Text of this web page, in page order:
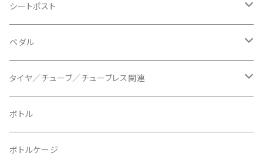
BLB/ビーエルビー
BLUEGRASS/ブルーグラス
BONTRAGER/ボントレガー
BURGTEC/バーグテック
BUSCH＋MULLER/ブッシュ＆ミュラー
チェーンガイド／キャッチャー
チェーンリング
ディスクブレーキ
ブレーキローター
ブレーキパッド
ディレーラーハンガー
トップキャップ
グリップカラー / バーエンドキャップ
シートポスト
ドロッパーポスト
シートクランプ
ペダル
ビンディングペダル
フラットペダル
クリート
タイヤ／チューブ／チューブレス関連
700c
29" / 27.5"
ボトル
ボトルケージ